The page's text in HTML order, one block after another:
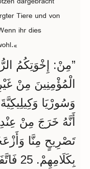
Tiere und von
ihr dies
”مِنْ: إِخْوَتِكُمُ
الْمُؤْمِنِينَ مِنْ
أَنَّهُ خَرَجَ مِنْ
تَصْرِيحٍ مِنَّا